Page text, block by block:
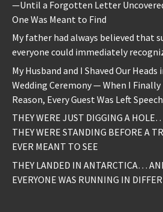
—Until a Forgotten Letter
One Was Meant to Find
My father had always believed that
everyone could immediately
My Husband and I Shaved Our
Wedding Ceremony — When I Finally
Reason, Every Guest Was Left
THEY WERE JUST DIGGING A
THEY WERE STANDING BEFORE A
EVER MEANT TO SEE
THEY LANDED IN ANTARCTICA…
EVERYONE WAS RUNNING IN